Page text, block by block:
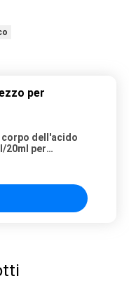
per
corpo dell'acido
20ml per